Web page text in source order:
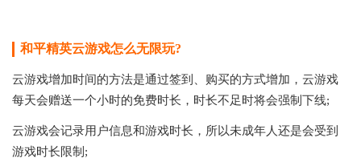
和平精英云游戏怎么无限玩?
云游戏增加时间的方法是通过签到、购买的方式增加，云游戏
每天会赠送一个小时的免费时长，时长不足时将会强制下线;
云游戏会记录用户信息和游戏时长，所以未成年人还是会受到
游戏时长限制;